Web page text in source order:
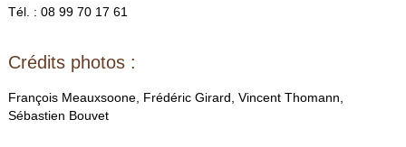
Tél. : 08 99 70 17 61
Crédits photos :
François Meauxsoone, Frédéric Girard, Vincent Thomann,
Sébastien Bouvet